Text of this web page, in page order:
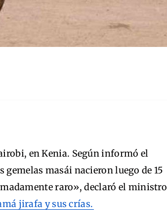
en Kenia. Según informó el
masái nacieron luego de 15
raro», declaró el ministro
jirafa y sus crías.